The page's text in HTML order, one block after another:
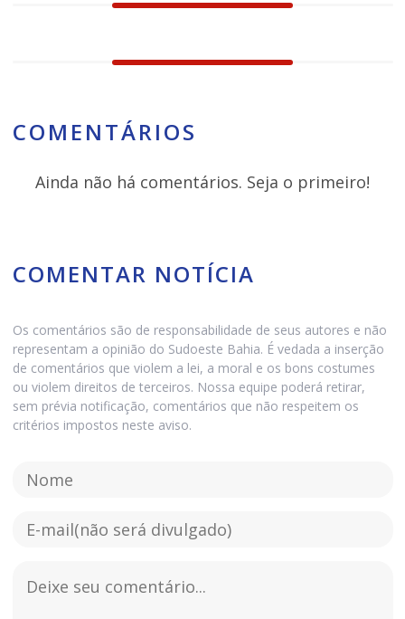
COMENTÁRIOS
Ainda não há comentários. Seja o primeiro!
COMENTAR NOTÍCIA
Os comentários são de responsabilidade de seus autores e não
representam a opinião do Sudoeste Bahia. É vedada a inserção
de comentários que violem a lei, a moral e os bons costumes
ou violem direitos de terceiros. Nossa equipe poderá retirar,
sem prévia notificação, comentários que não respeitem os
critérios impostos neste aviso.